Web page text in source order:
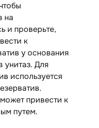
на
и проверьте,
к
у основания
унитаз. Для
используется
привести к
путем.